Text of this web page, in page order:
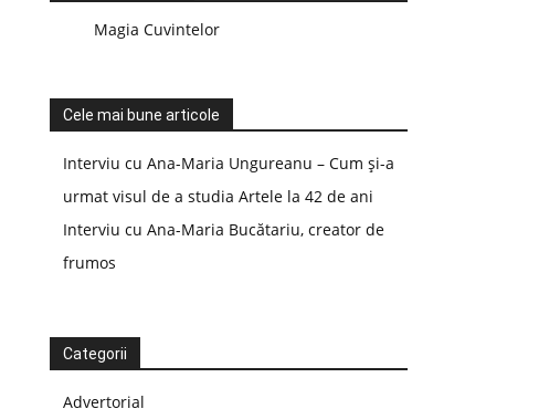
Magia Cuvintelor
Cele mai bune articole
Interviu cu Ana-Maria Ungureanu – Cum și-a
urmat visul de a studia Artele la 42 de ani
Interviu cu Ana-Maria Bucătariu, creator de
frumos
Categorii
Advertorial